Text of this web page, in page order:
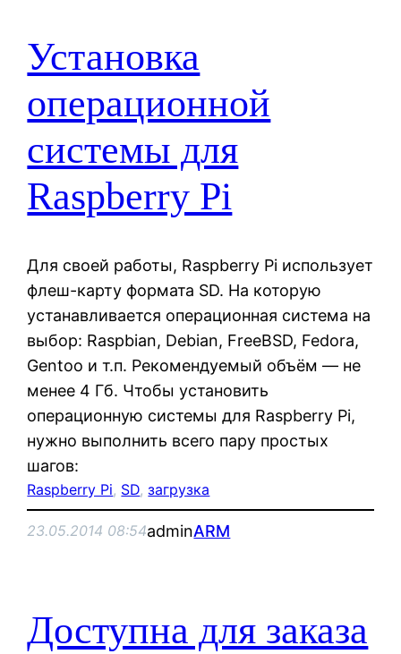
Установка
операционной
системы для
Raspberry Pi
Для своей работы, Raspberry Pi использует
флеш-карту формата SD. На которую
устанавливается операционная система на
выбор: Raspbian, Debian, FreeBSD, Fedora,
Gentoo и т.п. Рекомендуемый объём — не
менее 4 Гб. Чтобы установить
операционную системы для Raspberry Pi,
нужно выполнить всего пару простых
шагов:
Raspberry Pi, SD, загрузка
23.05.2014 08:54adminARM
Доступна для заказа